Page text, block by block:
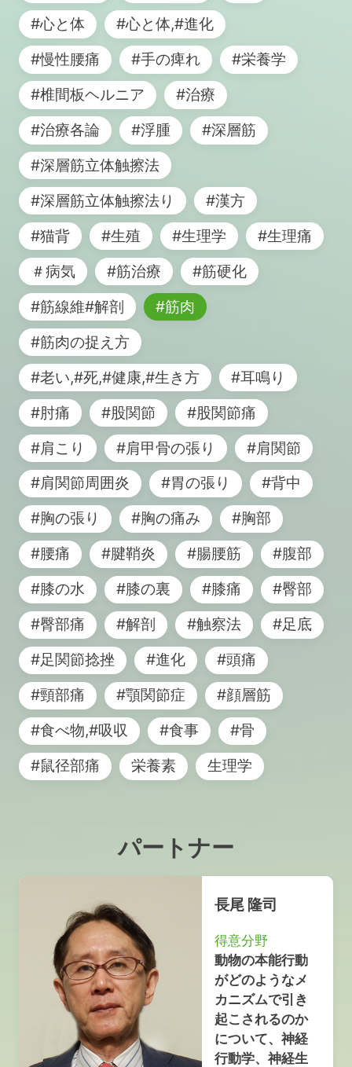
#心と体
#心と体,#進化
#慢性腰痛
#手の痺れ
#栄養学
#椎間板ヘルニア
#治療
#治療各論
#浮腫
#深層筋
#深層筋立体触擦法
#深層筋立体触擦法り
#漢方
#猫背
#生殖 #生理学
#生理痛
＃病気
#筋治療
#筋硬化
#筋線維#解剖
#筋肉
#筋肉の捉え方
#老い,#死,#健康,#生き方
#耳鳴り
#肘痛
#股関節
#股関節痛
#肩こり
#肩甲骨の張り
#肩関節
#肩関節周囲炎
#胃の張り
#背中
#胸の張り
#胸の痛み
#胸部
#腰痛
#腱鞘炎 #腸腰筋
#腹部
#膝の水
#膝の裏 #膝痛
#臀部
#臀部痛
#解剖 #触察法
#足底
#足関節捻挫
#進化
#頭痛
#頸部痛
#顎関節症
#顔層筋
#食べ物,#吸収
#食事
#骨
#鼠径部痛
栄養素 生理学
パートナー
長尾 隆司
得意分野
動物の本能行動
がどのようなメ
カニズムで引き
起こされるのか
について、神経
行動学、神経生